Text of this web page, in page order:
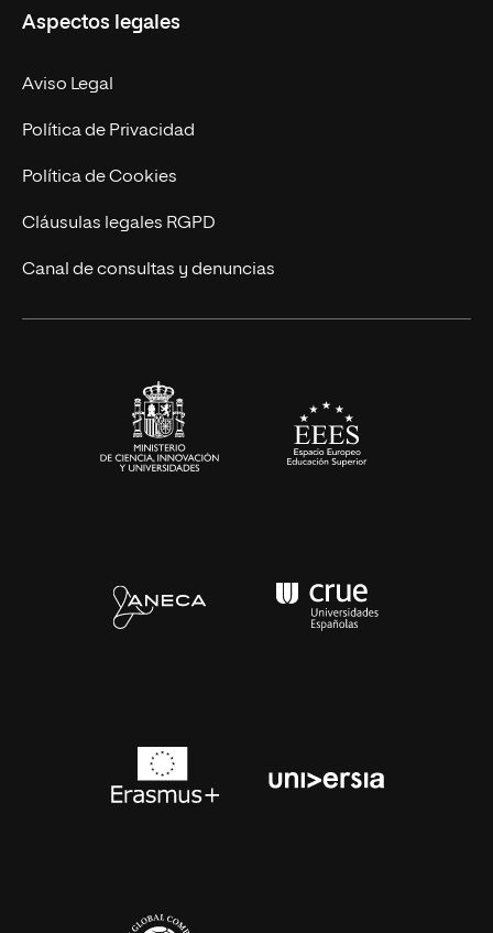
Doctorados
Experto Universitario
Postgrados
Cursos Universitarios
Facultades
Nuestro Equipo
Trabaja en UNIR
Actualidad
UNIR Revista
Eventos
Aspectos legales
Aviso Legal
Política de Privacidad
Política de Cookies
Cláusulas legales RGPD
Canal de consultas y denuncias